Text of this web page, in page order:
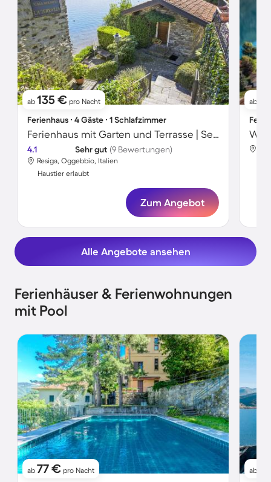
ab 135 € pro Nacht
Ferienhaus ∙ 4 Gäste ∙ 1 Schlafzimmer
Ferienhaus mit Garten und Terrasse | Seeblick
4.1 Sehr gut (9 Bewertungen)
Resiga, Oggebbio, Italien
Haustier erlaubt
Zum Angebot
ab
Alle Angebote ansehen
Ferienhäuser & Ferienwohnungen
mit Pool
ab 77 € pro Nacht ab